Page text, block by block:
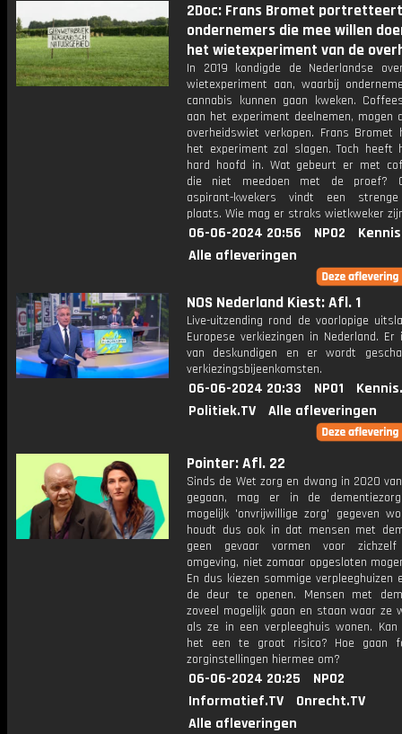
2Doc: Frans Bromet portretteert
ondernemers die mee willen
het wietexperiment van de
In 2019 kondigde de Nederlandse
wietexperiment aan, waarbij
cannabis kunnen gaan kweken.
aan het experiment deelnemen, mogen
overheidswiet verkopen. Frans Bromet
het experiment zal slagen. Toch heeft
hard hoofd in. Wat gebeurt er met
die niet meedoen met de proef?
aspirant-kwekers vindt een
plaats. Wie mag er straks wietkweker
06-06-2024 20:56 NPO2
Alle afleveringen
NOS Nederland Kiest: Afl. 1
Live-uitzending rond de voorlopige
Europese verkiezingen in Nederland. Er
van deskundigen en er wordt
verkiezingsbijeenkomsten.
06-06-2024 20:33 NPO1
Politiek.TV
Alle afleveringen
Pointer: Afl. 22
Sinds de Wet zorg en dwang in 2020
gegaan, mag er in de
mogelijk 'onvrijwillige zorg' gegeven
houdt dus ook in dat mensen met
geen gevaar vormen voor
omgeving, niet zomaar opgesloten
En dus kiezen sommige verpleeghuizen
de deur te openen. Mensen met
zoveel mogelijk gaan en staan waar ze
als ze in een verpleeghuis wonen.
het een te groot risico? Hoe gaan
zorginstellingen hiermee om?
06-06-2024 20:25
NPO2
Informatief.TV
Onrecht.TV
Alle afleveringen